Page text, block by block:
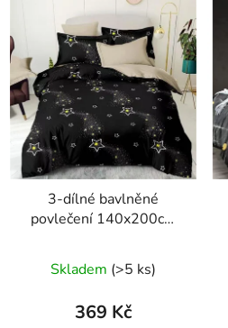
3-dílné bavlněné
povlečení 140x200cm
Skladem (>5 ks)
369 Kč